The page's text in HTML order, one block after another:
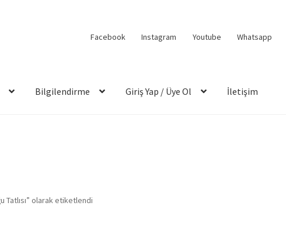
Facebook Instagram Youtube Whatsapp
Bilgilendirme Giriş Yap / Üye Ol İletişim
Tatlısı” olarak etiketlendi